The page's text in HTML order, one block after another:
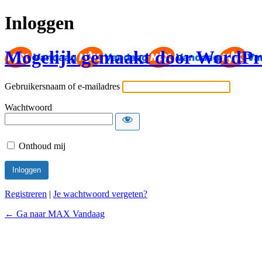
Inloggen
Mogelijk gemaakt door
Gebruikersnaam of e-mailadres
Wachtwoord
Onthoud mij
Registreren | Je wachtwoord vergeten?
← Ga naar MAX Vandaag